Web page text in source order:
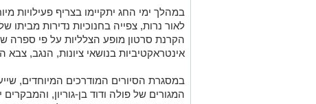
במהלך ימי החג יתקיימו בצריף פעילויות
לאור נרות, צפייה בחנוכיות נדירות מביתו
הקרנת סרטון מופע הצלליות על פי ספרה
אינטראקטיביות בנושאי ציונות, הנגב,
במסגרת הסיורים המודרכים המיוחדים,
המגורים של פולה ודוד בן-גוריון, והמבקרים